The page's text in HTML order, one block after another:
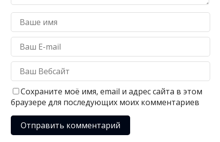
Сохраните моё имя, email и адрес сайта в этом
браузере для последующих моих комментариев